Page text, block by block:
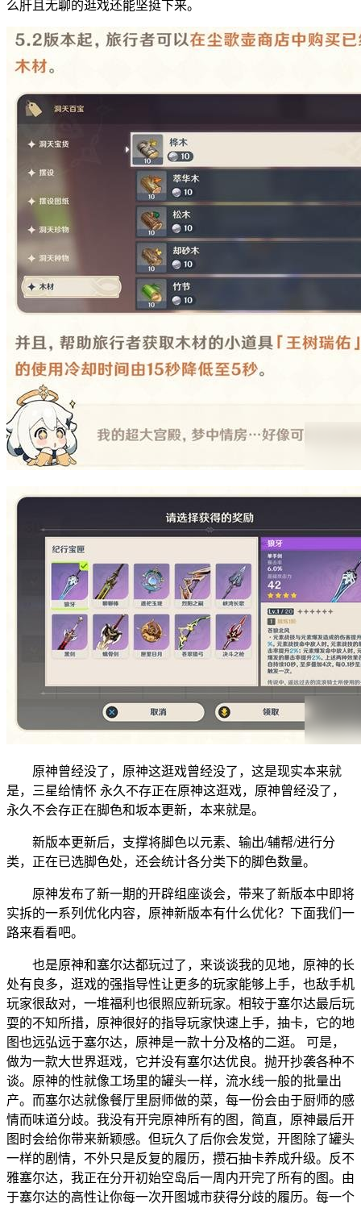
么肝且无聊的逛戏还能坚挺下来。
原神曾经没了，原神这逛戏曾经没了，这是现实本来就
是，三星给情怀 永久不存正在原神这逛戏，原神曾经没了，
永久不会存正在脚色和坂本更新，本来就是。
新版本更新后，支撑将脚色以元素、输出/辅帮/进行分
类，正在已选脚色处，还会统计各分类下的脚色数量。
原神发布了新一期的开辟组座谈会，带来了新版本中即将
实拆的一系列优化内容，原神新版本有什么优化？下面我们一
路来看看吧。
也是原神和塞尔达都玩过了，来谈谈我的见地，原神的长
处有良多，逛戏的强指导性让更多的玩家能够上手，也敌手机
玩家很敌对，一堆福利也很照应新玩家。相较于塞尔达最后玩
耍的不知所措，原神很好的指导玩家快速上手，抽卡，它的地
图也远弘远于塞尔达，原神是一款十分及格的二逛。 可是，
做为一款大世界逛戏，它并没有塞尔达优良。抛开抄袭各种不
谈。原神的性就像工场里的罐头一样，流水线一般的批量出
产。而塞尔达就像餐厅里厨师做的菜，每一份会由于厨师的感
情而味道分歧。我没有开完原神所有的图，简直，原神最后开
图时会给你带来新颖感。但玩久了后你会发觉，开图除了罐头
一样的剧情，不外只是反复的履历，攒石抽卡养成升级。反不
雅塞尔达，我正在分开初始空岛后一周内开完了所有的图。由
于塞尔达的高性让你每一次开图城市获得分歧的履历。每一个